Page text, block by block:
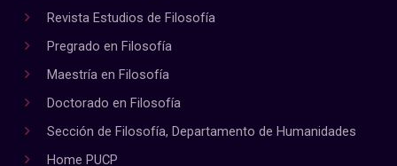
Revista Estudios de Filosofía
Pregrado en Filosofía
Maestría en Filosofía
Doctorado en Filosofía
Sección de Filosofía, Departamento de Humanidades
Home PUCP